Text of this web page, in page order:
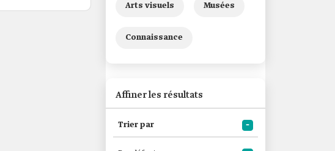
Arts visuels Musées
Connaissance
Affiner les résultats
Trier par